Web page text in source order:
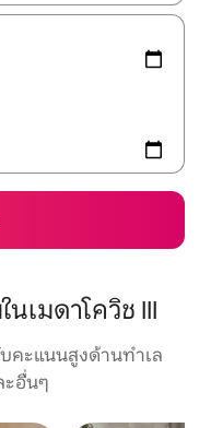
เมดาโควิช III
คะแนนสูงด้านทำเล
ะอื่นๆ